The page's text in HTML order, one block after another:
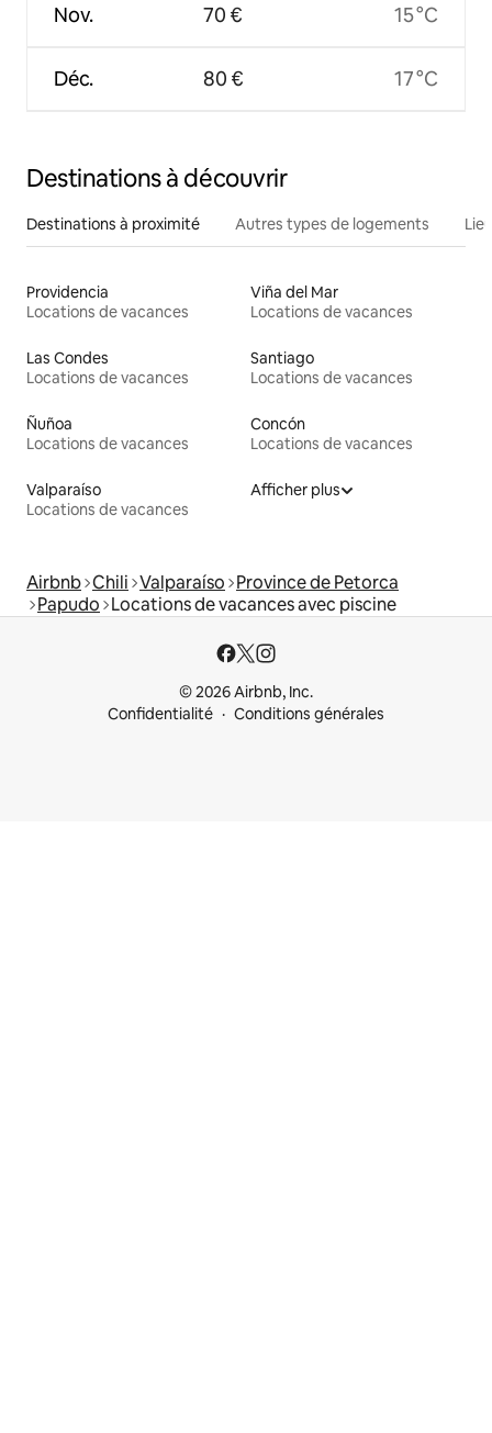
Nov.
Déc.
70 €
80 €
15 °C
17 °C
Destinations à découvrir
Destinations à proximité Autres types de logements
Providencia
Locations de vacances
Viña del Mar
Locations de vacances
Las Condes
Locations de vacances
Santiago
Locations de vacances
Ñuñoa
Locations de vacances
Concón
Locations de vacances
Valparaíso
Locations de vacances
Afficher plus
Airbnb Chili Valparaíso Province de Petorca
Papudo Locations de vacances avec piscine
© 2026 Airbnb, Inc.
Confidentialité
Conditions générales